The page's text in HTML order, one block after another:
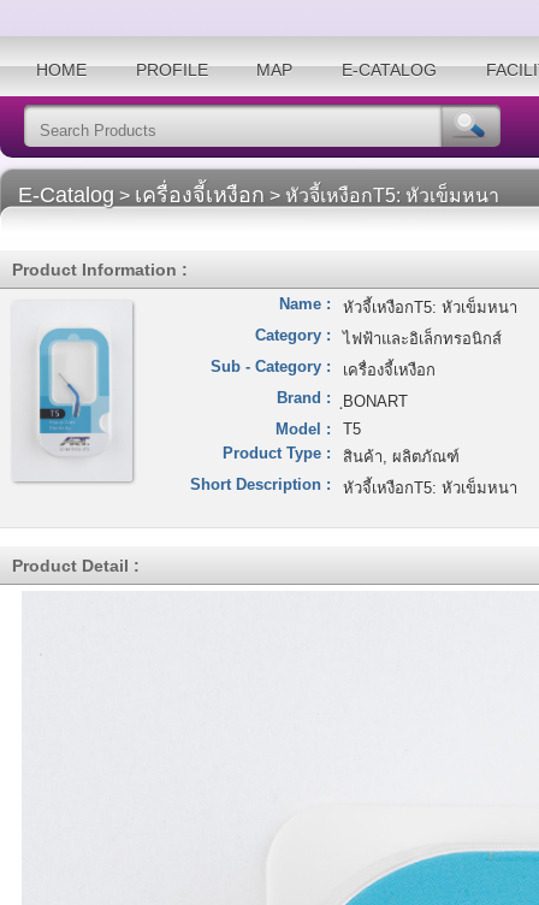
HOME PROFILE MAP E-CATALOG
E-Catalog > เครื่องจี้เหงือก > หัวจี้เหงือกT5: หัวเข็มหนา
Product Information :
Name :
หัวจี้เหงือกT5: หัวเข็มหนา
Category :
ไฟฟ้าและอิเล็กทรอนิกส์
Sub - Category :
เครื่องจี้เหงือก
Brand :
ฺBONART
Model :
T5
Product Type :
สินค้า, ผลิตภัณฑ์
Short Description :
หัวจี้เหงือกT5: หัวเข็มหนา
Product Detail :